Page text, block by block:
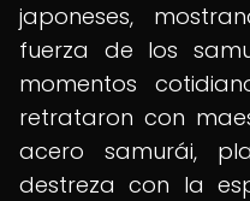
japoneses,
fuerza de los
momentos
retrataron con
acero samurái,
destreza con la